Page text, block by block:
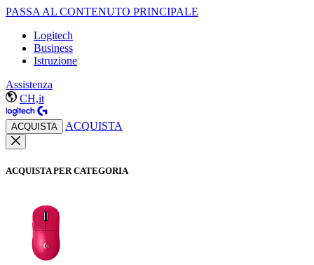
PASSA AL CONTENUTO PRINCIPALE
Logitech
Business
Istruzione
Assistenza
CH,it
ACQUISTA ACQUISTA
ACQUISTA PER CATEGORIA